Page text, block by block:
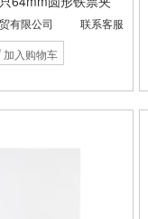
料整理夹票据夹文
小号9522
有限公司
联系客服